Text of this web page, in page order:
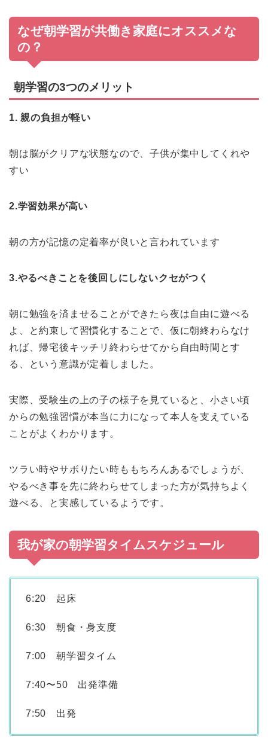
なぜ朝学習が共働き家庭にオススメな
の？
朝学習の3つのメリット
1. 親の負担が軽い
朝は脳がクリアな状態なので、子供が集中してくれや
すい
2.学習効果が高い
朝の方が記憶の定着率が良いと言われています
3.やるべきことを後回しにしないクセがつく
朝に勉強を済ませることができたら夜は自由に遊べる
よ、と約束して習慣化することで、仮に朝終わらなけ
れば、帰宅後キッチリ終わらせてから自由時間とす
る、という意識が定着しました。
実際、受験生の上の子の様子を見ていると、小さい頃
からの勉強習慣が本当に力になって本人を支えている
ことがよくわかります。
ツラい時やサボりたい時ももちろんあるでしょうが、
やるべき事を先に終わらせてしまった方が気持ちよく
遊べる、と実感しているようです。
我が家の朝学習タイムスケジュール
6:20 起床
6:30 朝食・身支度
7:00 朝学習タイム
7:40〜50 出発準備
7:50 出発